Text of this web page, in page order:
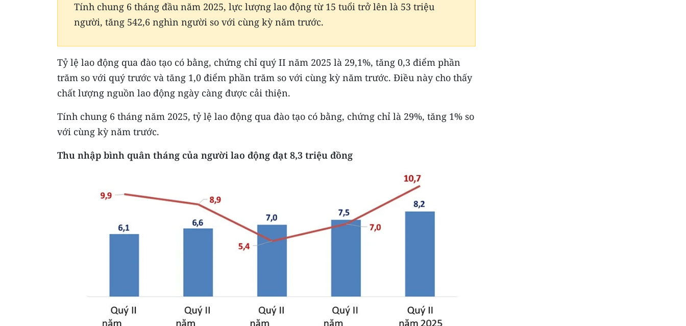
Tính chung 6 tháng đầu năm 2025, lực lượng lao động từ 15 tuổi trở lên là 53 triệu
người, tăng 542,6 nghìn người so với cùng kỳ năm trước.
Tỷ lệ lao động qua đào tạo có bằng, chứng chỉ quý II năm 2025 là 29,1%, tăng 0,3 điểm phần
trăm so với quý trước và tăng 1,0 điểm phần trăm so với cùng kỳ năm trước. Điều này cho thấy
chất lượng nguồn lao động ngày càng được cải thiện.
Tính chung 6 tháng năm 2025, tỷ lệ lao động qua đào tạo có bằng, chứng chỉ là 29%, tăng 1% so
với cùng kỳ năm trước.
Thu nhập bình quân tháng của người lao động đạt 8,3 triệu đồng